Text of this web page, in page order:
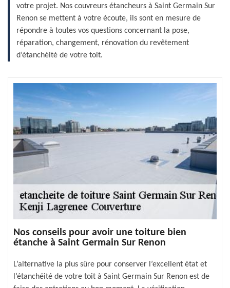
votre projet. Nos couvreurs étancheurs à Saint Germain Sur
Renon se mettent à votre écoute, ils sont en mesure de
répondre à toutes vos questions concernant la pose,
réparation, changement, rénovation du revêtement
d’étanchéité de votre toit.
Nos conseils pour avoir une toiture bien
étanche à Saint Germain Sur Renon
L’alternative la plus sûre pour conserver l’excellent état et
l’étanchéité de votre toit à Saint Germain Sur Renon est de